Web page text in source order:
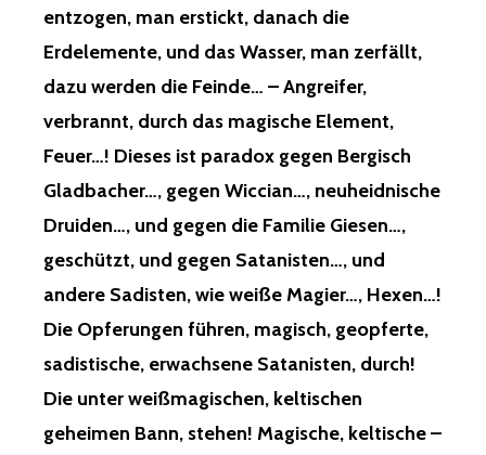
entzogen, man erstickt, danach die
Erdelemente, und das Wasser, man zerfällt,
dazu werden die Feinde… – Angreifer,
verbrannt, durch das magische Element,
Feuer…! Dieses ist paradox gegen Bergisch
Gladbacher…, gegen Wiccian…, neuheidnische
Druiden…, und gegen die Familie Giesen…,
geschützt, und gegen Satanisten…, und
andere Sadisten, wie weiße Magier…, Hexen…!
Die Opferungen führen, magisch, geopferte,
sadistische, erwachsene Satanisten, durch!
Die unter weißmagischen, keltischen
geheimen Bann, stehen! Magische, keltische –